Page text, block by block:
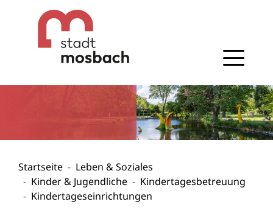
Gehe zum Navigationsbereich
Gehe zum Inhalt
Startseite
Leben & Soziales
Kinder & Jugendliche
Kindertagesbetreuung
Kindertageseinrichtungen